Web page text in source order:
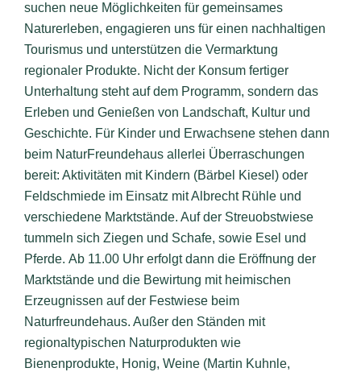
suchen neue Möglichkeiten für gemeinsames
Naturerleben, engagieren uns für einen nachhaltigen
Tourismus und unterstützen die Vermarktung
regionaler Produkte. Nicht der Konsum fertiger
Unterhaltung steht auf dem Programm, sondern das
Erleben und Genießen von Landschaft, Kultur und
Geschichte. Für Kinder und Erwachsene stehen dann
beim NaturFreundehaus allerlei Überraschungen
bereit: Aktivitäten mit Kindern (Bärbel Kiesel) oder
Feldschmiede im Einsatz mit Albrecht Rühle und
verschiedene Marktstände. Auf der Streuobstwiese
tummeln sich Ziegen und Schafe, sowie Esel und
Pferde. Ab 11.00 Uhr erfolgt dann die Eröffnung der
Marktstände und die Bewirtung mit heimischen
Erzeugnissen auf der Festwiese beim
Naturfreundehaus. Außer den Ständen mit
regionaltypischen Naturprodukten wie
Bienenprodukte, Honig, Weine (Martin Kuhnle,